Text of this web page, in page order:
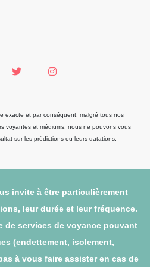
exacte et par conséquent, malgré tous nos
voyantes et médiums, nous ne pouvons vous
sur les prédictions ou leurs datations.
invite à être particulièrement
leur durée et leur fréquence.
de services de voyance pouvant
(endettement, isolement,
à vous faire assister en cas de